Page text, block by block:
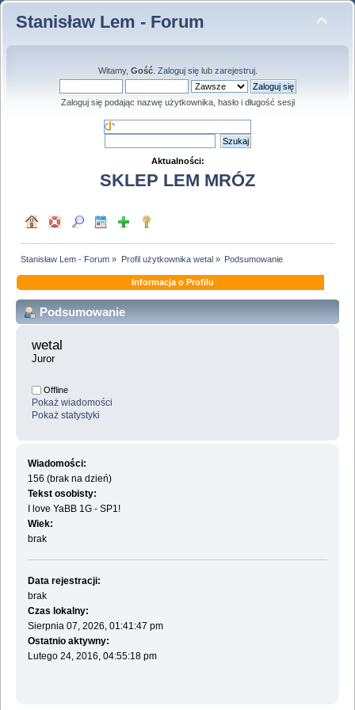
Stanisław Lem - Forum
Witamy, Gość. Zaloguj sięlub zarejestruj.
Zaloguj się podając nazwę użytkownika, hasło i długość sesji
Aktualności:
SKLEP LEM MRÓZ
Stanisław Lem - Forum » Profil użytkownika wetal» Podsumowanie
Informacja o Profilu
Podsumowanie
wetal
Juror
Offline
Pokaż wiadomości
Pokaż statystyki
Wiadomości:
156 (brak na dzień)
Tekst osobisty:
I love YaBB 1G - SP1!
Wiek:
brak
Data rejestracji:
brak
Czas lokalny:
Sierpnia 07, 2026, 01:41:47 pm
Ostatnio aktywny:
Lutego 24, 2016, 04:55:18 pm